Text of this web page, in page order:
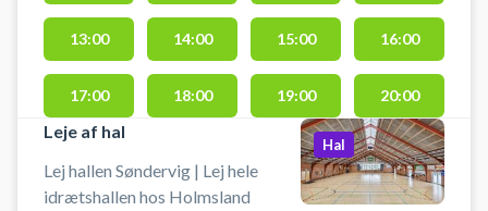
badmintonbaner ialt. Für deutsche
Besucher: Bu
13:00 14:00 15:00 16:00
17:00 18:00 19:00 20:00
Leje af hal
Lej hallen Søndervig | Lej hele
idrætshallen hos Holmsland
Hal